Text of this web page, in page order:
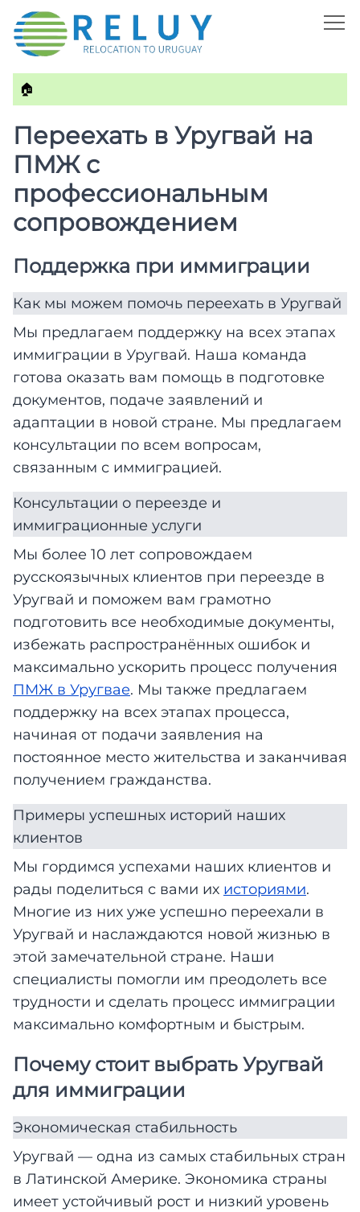
🏠
Переехать в Уругвай на
ПМЖ с
профессиональным
сопровождением
Поддержка при иммиграции
Как мы можем помочь переехать в Уругвай
Мы предлагаем поддержку на всех этапах
иммиграции в Уругвай. Наша команда
готова оказать вам помощь в подготовке
документов, подаче заявлений и
адаптации в новой стране. Мы предлагаем
консультации по всем вопросам,
связанным с иммиграцией.
Консультации о переезде и
иммиграционные услуги
Мы более 10 лет сопровождаем
русскоязычных клиентов при переезде в
Уругвай и поможем вам грамотно
подготовить все необходимые документы,
избежать распространённых ошибок и
максимально ускорить процесс получения
ПМЖ в Уругвае. Мы также предлагаем
поддержку на всех этапах процесса,
начиная от подачи заявления на
постоянное место жительства и заканчивая
получением гражданства.
Примеры успешных историй наших
клиентов
Мы гордимся успехами наших клиентов и
рады поделиться с вами их историями.
Многие из них уже успешно переехали в
Уругвай и наслаждаются новой жизнью в
этой замечательной стране. Наши
специалисты помогли им преодолеть все
трудности и сделать процесс иммиграции
максимально комфортным и быстрым.
Почему стоит выбрать Уругвай
для иммиграции
Экономическая стабильность
Уругвай — одна из самых стабильных стран
в Латинской Америке. Экономика страны
имеет устойчивый рост и низкий уровень